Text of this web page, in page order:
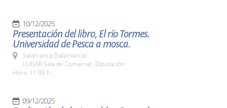
10/12/2025
Presentación del libro, El río Tormes.
Universidad de Pesca a mosca.
Salamanca (Salamanca)
LUGAR Sala de Comarcas. Diputación
Hora: 11:00 h.
09/12/2025